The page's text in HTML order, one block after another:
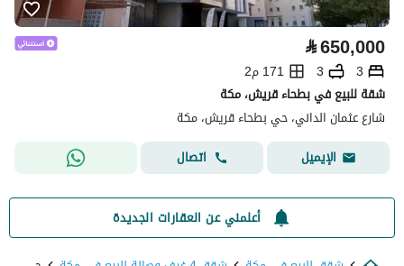
⃁650,000
3
3
171 م2
شقة للبيع في بطحاء قريش، مكة
شارع عثمان الداني، حي بطحاء قريش، مكة
الإيميل
اتصال
أعلمني عن العقارات الجديدة